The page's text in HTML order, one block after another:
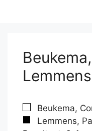
Beukema,
Lemmens,